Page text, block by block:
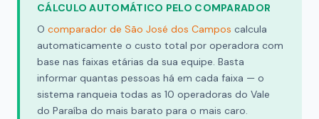
CÁLCULO AUTOMÁTICO PELO COMPARADOR
O comparador de São José dos Campos calcula
automaticamente o custo total por operadora com
base nas faixas etárias da sua equipe. Basta
informar quantas pessoas há em cada faixa — o
sistema ranqueia todas as 10 operadoras do Vale
do Paraíba do mais barato para o mais caro.